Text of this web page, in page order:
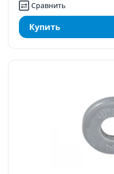
Сравнить
Купить